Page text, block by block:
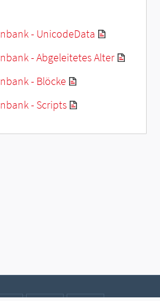
- UnicodeData
- Abgeleitetes Alter
- Blöcke
- Scripts